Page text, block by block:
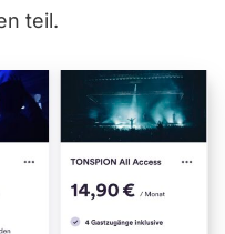
teil.